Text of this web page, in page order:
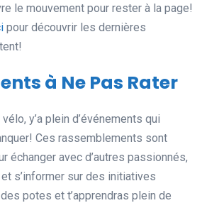
le mouvement pour rester à la page!
pour découvrir les dernières
à Ne Pas Rater
y’a plein d’événements qui
Ces rassemblements sont
échanger avec d’autres passionnés,
s’informer sur des initiatives
potes et t’apprendras plein de